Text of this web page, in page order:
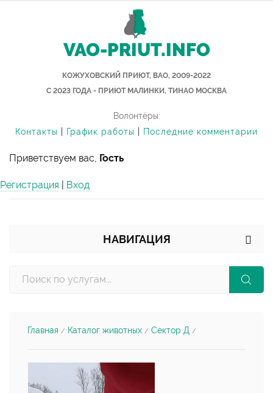
VAO-PRIUT.INFO
КОЖУХОВСКИЙ ПРИЮТ, ВАО, 2009-2022
С 2023 ГОДА - ПРИЮТ МАЛИНКИ, ТИНАО МОСКВА
Волонтёры:
Контакты
График работы Последние комментарии
Приветствуем вас, Гость
Регистрация Вход
НАВИГАЦИЯ
Главная / Каталог животных / Сектор Д /